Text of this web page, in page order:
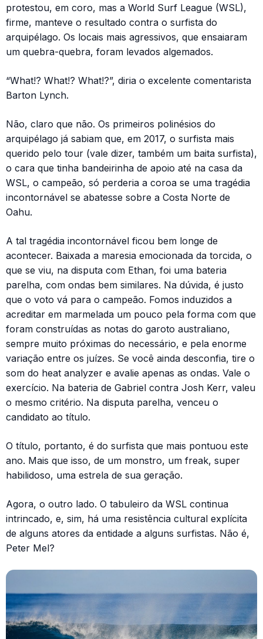
protestou, em coro, mas a World Surf League (WSL),
firme, manteve o resultado contra o surfista do
arquipélago. Os locais mais agressivos, que ensaiaram
um quebra-quebra, foram levados algemados.
“What!? What!? What!?”, diria o excelente comentarista
Barton Lynch.
Não, claro que não. Os primeiros polinésios do
arquipélago já sabiam que, em 2017, o surfista mais
querido pelo tour (vale dizer, também um baita surfista),
o cara que tinha bandeirinha de apoio até na casa da
WSL, o campeão, só perderia a coroa se uma tragédia
incontornável se abatesse sobre a Costa Norte de
Oahu.
A tal tragédia incontornável ficou bem longe de
acontecer. Baixada a maresia emocionada da torcida, o
que se viu, na disputa com Ethan, foi uma bateria
parelha, com ondas bem similares. Na dúvida, é justo
que o voto vá para o campeão. Fomos induzidos a
acreditar em marmelada um pouco pela forma com que
foram construídas as notas do garoto australiano,
sempre muito próximas do necessário, e pela enorme
variação entre os juízes. Se você ainda desconfia, tire o
som do heat analyzer e avalie apenas as ondas. Vale o
exercício. Na bateria de Gabriel contra Josh Kerr, valeu
o mesmo critério. Na disputa parelha, venceu o
candidato ao título.
O título, portanto, é do surfista que mais pontuou este
ano. Mais que isso, de um monstro, um freak, super
habilidoso, uma estrela de sua geração.
Agora, o outro lado. O tabuleiro da WSL continua
intrincado, e, sim, há uma resistência cultural explícita
de alguns atores da entidade a alguns surfistas. Não é,
Peter Mel?